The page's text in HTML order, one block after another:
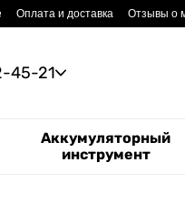
Оплата и доставка Отзывы о
45-21
Аккумуляторный
инструмент